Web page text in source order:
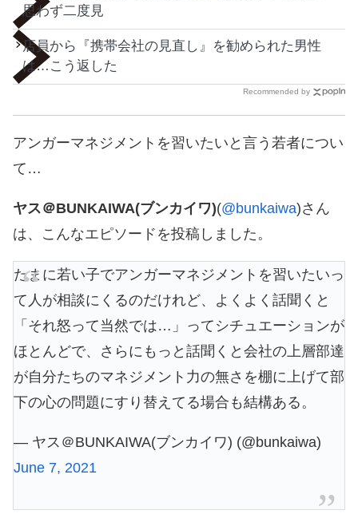
思わず二度見
店員から『携帯会社の見直し』を勧められた男性
は…こう返した
Recommended by
アンガーマネジメントを習いたいと言う若者につい
て…
ヤス＠BUNKAIWA(ブンカイワ)(@bunkaiwa)さん
は、こんなエピソードを投稿しました。
たまに若い子でアンガーマネジメントを習いたいっ
て人が相談にくるのだけれど、よくよく話聞くと
「それ怒って当然では…」ってシチュエーションが
ほとんどで、さらにもっと話聞くと会社の上層部達
が自分たちのマネジメント力の無さを棚に上げて部
下の心の問題にすり替えてる場合も結構ある。
— ヤス＠BUNKAIWA(ブンカイワ) (@bunkaiwa)
June 7, 2021